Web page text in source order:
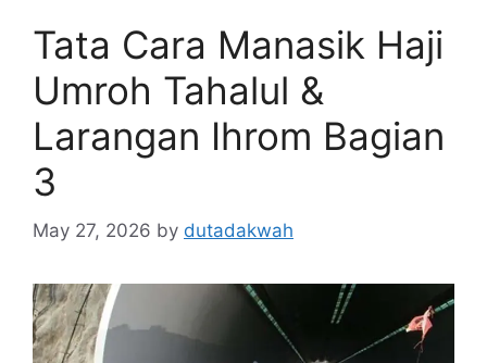
Tata Cara Manasik Haji
Umroh Tahalul &
Larangan Ihrom Bagian
3
May 27, 2026 by dutadakwah